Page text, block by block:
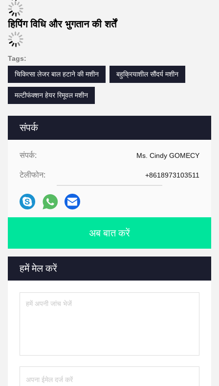
संपर्क
संपर्क: Ms. Cindy GOMECY
टेलीफोन: +8618973103511
अब बात करें
हमें मेल करें
हिपिंग विधि और भुगतान की शर्तें
Tags:
चिकित्सा लेजर बाल हटाने की मशीन
बहुक्रियाशील सौंदर्य मशीन
मल्टीफंक्शन हेयर रिमूवल मशीन